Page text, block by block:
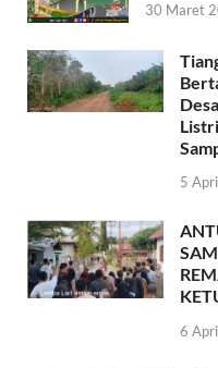
30 Maret
5
6